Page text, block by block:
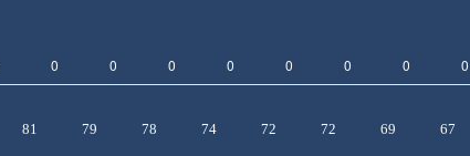
81 79 78 74 72 72 69 67